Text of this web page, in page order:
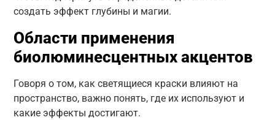
создать эффект глубины и магии.
Области применения
биолюминесцентных акцентов
Говоря о том, как светящиеся краски влияют на
пространство, важно понять, где их используют и
какие эффекты достигают.